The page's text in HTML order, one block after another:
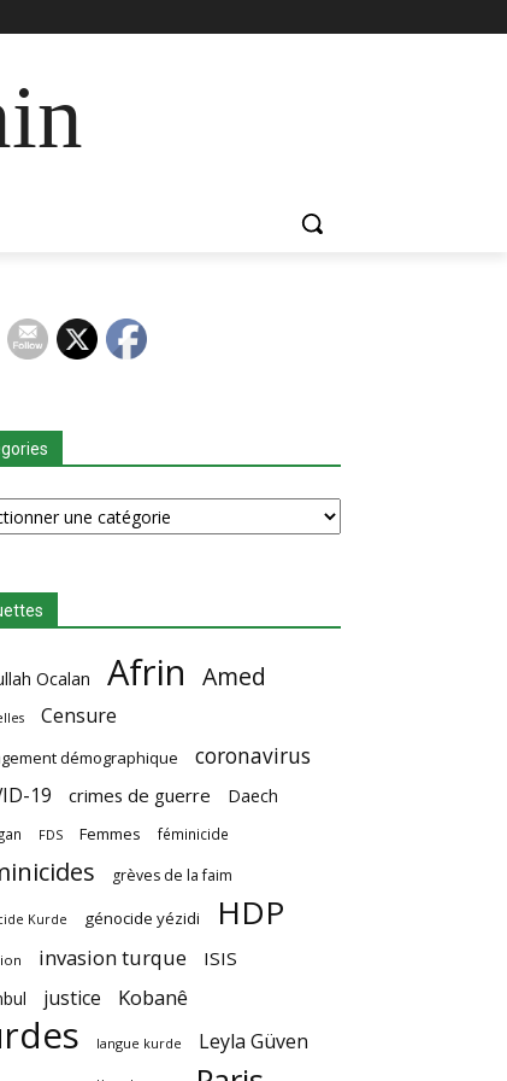
Ocalan Afrin Amed
Censure
démographique coronavirus
19 crimes de guerre Daech
FDS Femmes féminicide
grèves de la faim
Kurde génocide yézidi HDP
invasion turque ISIS
justice Kobanê
langue kurde Leyla Güven